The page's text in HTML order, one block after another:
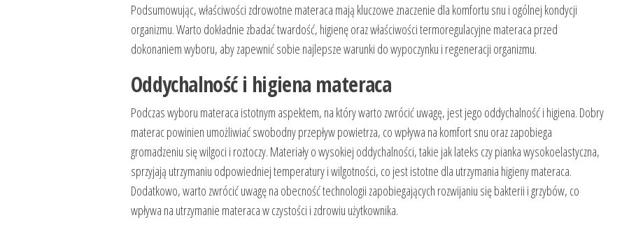
Podsumowując, właściwości zdrowotne materaca mają kluczowe znaczenie dla komfortu snu i ogólnej kondycji
organizmu. Warto dokładnie zbadać twardość, higienę oraz właściwości termoregulacyjne materaca przed
dokonaniem wyboru, aby zapewnić sobie najlepsze warunki do wypoczynku i regeneracji organizmu.
Oddychalność i higiena materaca
Podczas wyboru materaca istotnym aspektem, na który warto zwrócić uwagę, jest jego oddychalność i higiena. Dobry
materac powinien umożliwiać swobodny przepływ powietrza, co wpływa na komfort snu oraz zapobiega
gromadzeniu się wilgoci i roztoczy. Materiały o wysokiej oddychalności, takie jak lateks czy pianka wysokoelastyczna,
sprzyjają utrzymaniu odpowiedniej temperatury i wilgotności, co jest istotne dla utrzymania higieny materaca.
Dodatkowo, warto zwrócić uwagę na obecność technologii zapobiegających rozwijaniu się bakterii i grzybów, co
wpływa na utrzymanie materaca w czystości i zdrowiu użytkownika.